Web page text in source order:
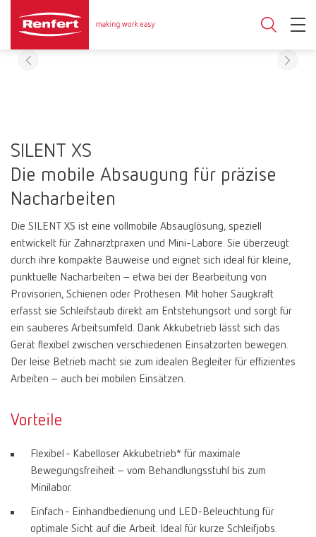
SILENT XS
Die mobile Absaugung für präzise
Nacharbeiten
Die SILENT XS ist eine vollmobile Absauglösung, speziell
entwickelt für Zahnarztpraxen und Mini-Labore. Sie überzeugt
durch ihre kompakte Bauweise und eignet sich ideal für kleine,
punktuelle Nacharbeiten – etwa bei der Bearbeitung von
Provisorien, Schienen oder Prothesen. Mit hoher Saugkraft
erfasst sie Schleifstaub direkt am Entstehungsort und sorgt für
ein sauberes Arbeitsumfeld. Dank Akkubetrieb lässt sich das
Gerät flexibel zwischen verschiedenen Einsatzorten bewegen.
Der leise Betrieb macht sie zum idealen Begleiter für effizientes
Arbeiten – auch bei mobilen Einsätzen.
Vorteile
Flexibel - Kabelloser Akkubetrieb* für maximale
Bewegungsfreiheit – vom Behandlungsstuhl bis zum
Minilabor.
Einfach - Einhandbedienung und LED-Beleuchtung für
optimale Sicht auf die Arbeit. Ideal für kurze Schleifjobs.